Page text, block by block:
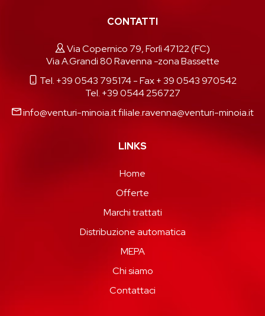
CONTATTI
Via Copernico 79, Forlì 47122 (FC)
Via A.Grandi 80 Ravenna -zona Bassette
Tel. +39 0543 795174- Fax + 39 0543 970542
Tel. +39 0544 256727
info@venturi-minoia.itfiliale.ravenna@venturi-minoia.it
LINKS
Home
Offerte
Marchi trattati
Distribuzione automatica
MEPA
Chi siamo
Contattaci